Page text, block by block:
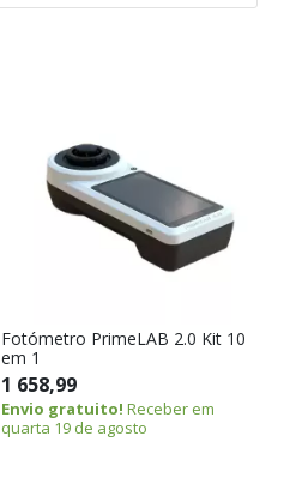
Fotómetro PrimeLAB 2.0 Kit 10
em 1
1 658,99
Envio gratuito! Receber em
quarta 19 de agosto